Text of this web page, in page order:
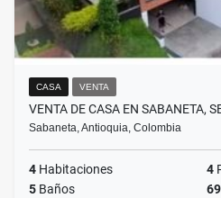
CASA VENTA
VENTA DE CASA EN SABANETA,
Sabaneta, Antioquia, Colombia
4 Habitaciones 4
5 Baños